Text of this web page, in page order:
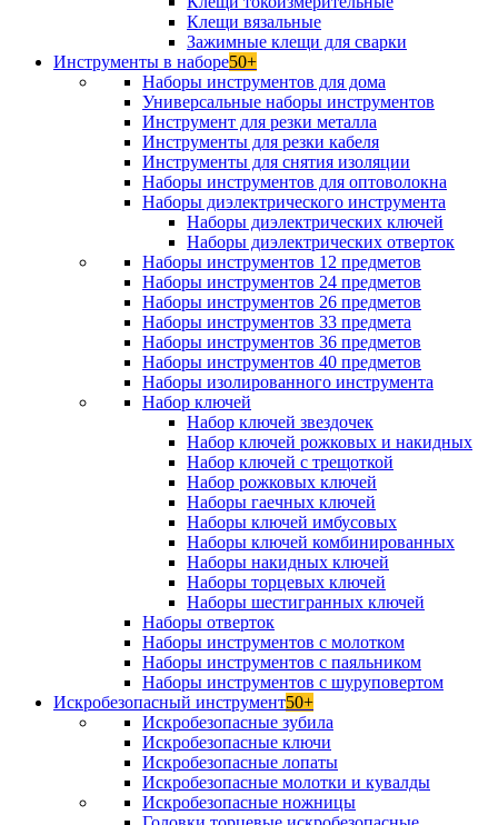
Клещи вязальные
Зажимные клещи для сварки
Инструменты в наборе50+
Наборы инструментов для дома
Универсальные наборы инструментов
Инструмент для резки металла
Инструменты для резки кабеля
Инструменты для снятия изоляции
Наборы инструментов для оптоволокна
Наборы диэлектрического инструмента
Наборы диэлектрических ключей
Наборы диэлектрических отверток
Наборы инструментов 12 предметов
Наборы инструментов 24 предметов
Наборы инструментов 26 предметов
Наборы инструментов 33 предмета
Наборы инструментов 36 предметов
Наборы инструментов 40 предметов
Наборы изолированного инструмента
Набор ключей
Набор ключей звездочек
Набор ключей рожковых и накидных
Набор ключей с трещоткой
Набор рожковых ключей
Наборы гаечных ключей
Наборы ключей имбусовых
Наборы ключей комбинированных
Наборы накидных ключей
Наборы торцевых ключей
Наборы шестигранных ключей
Наборы отверток
Наборы инструментов с молотком
Наборы инструментов с паяльником
Наборы инструментов с шуруповертом
Искробезопасный инструмент50+
Искробезопасные зубила
Искробезопасные ключи
Искробезопасные лопаты
Искробезопасные молотки и кувалды
Искробезопасные ножницы